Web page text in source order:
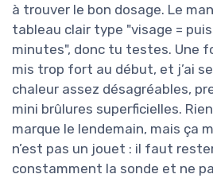
à trouver le bon dosage. Le
tableau clair type "visage =
minutes", donc tu testes. Une
mis trop fort au début, et j’ai
chaleur assez désagréables,
mini brûlures superficielles.
marque le lendemain, mais ça
n’est pas un jouet : il faut
constamment la sonde et ne